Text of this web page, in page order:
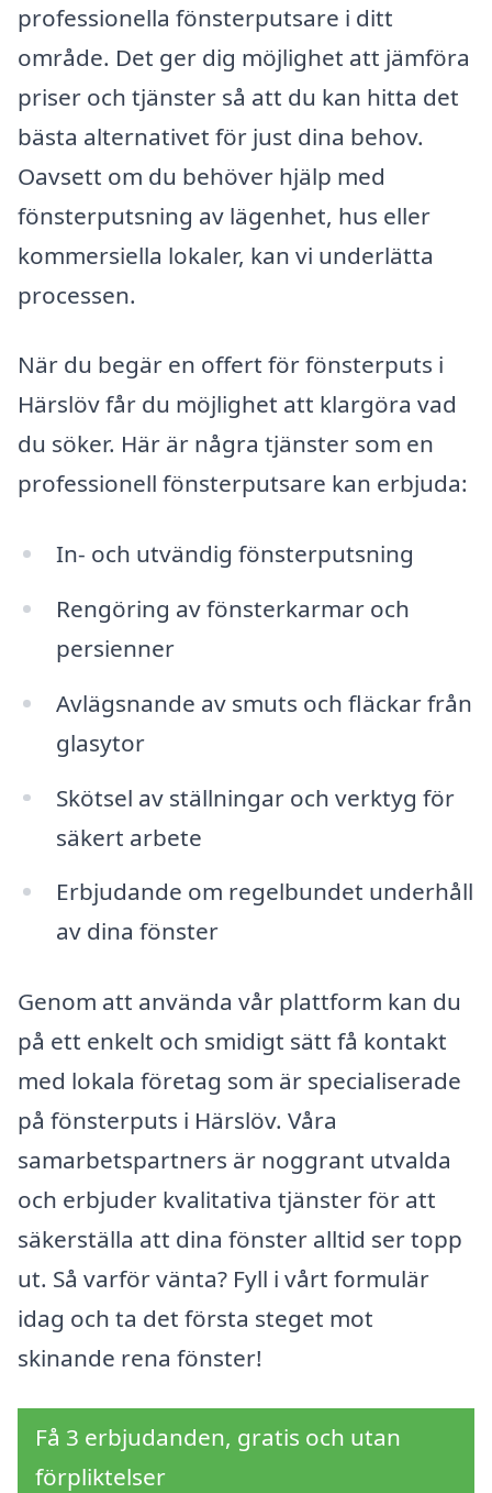
professionella fönsterputsare i ditt
område. Det ger dig möjlighet att jämföra
priser och tjänster så att du kan hitta det
bästa alternativet för just dina behov.
Oavsett om du behöver hjälp med
fönsterputsning av lägenhet, hus eller
kommersiella lokaler, kan vi underlätta
processen.
När du begär en offert för fönsterputs i
Härslöv får du möjlighet att klargöra vad
du söker. Här är några tjänster som en
professionell fönsterputsare kan erbjuda:
In- och utvändig fönsterputsning
Rengöring av fönsterkarmar och
persienner
Avlägsnande av smuts och fläckar från
glasytor
Skötsel av ställningar och verktyg för
säkert arbete
Erbjudande om regelbundet underhåll
av dina fönster
Genom att använda vår plattform kan du
på ett enkelt och smidigt sätt få kontakt
med lokala företag som är specialiserade
på fönsterputs i Härslöv. Våra
samarbetspartners är noggrant utvalda
och erbjuder kvalitativa tjänster för att
säkerställa att dina fönster alltid ser topp
ut. Så varför vänta? Fyll i vårt formulär
idag och ta det första steget mot
skinande rena fönster!
Få 3 erbjudanden, gratis och utan
förpliktelser